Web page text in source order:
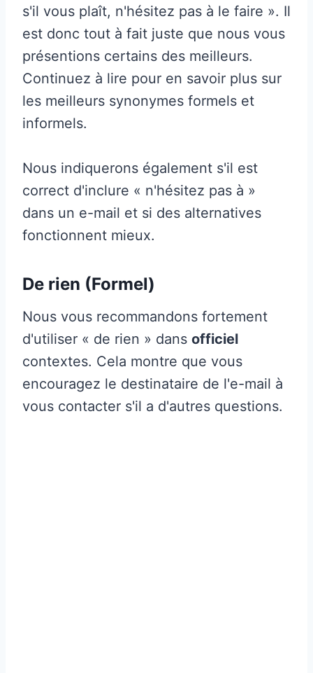
s'il vous plaît, n'hésitez pas à le faire ». Il
est donc tout à fait juste que nous vous
présentions certains des meilleurs.
Continuez à lire pour en savoir plus sur
les meilleurs synonymes formels et
informels.
Nous indiquerons également s'il est
correct d'inclure « n'hésitez pas à »
dans un e-mail et si des alternatives
fonctionnent mieux.
De rien (Formel)
Nous vous recommandons fortement
d'utiliser « de rien » dans officiel
contextes. Cela montre que vous
encouragez le destinataire de l'e-mail à
vous contacter s'il a d'autres questions.